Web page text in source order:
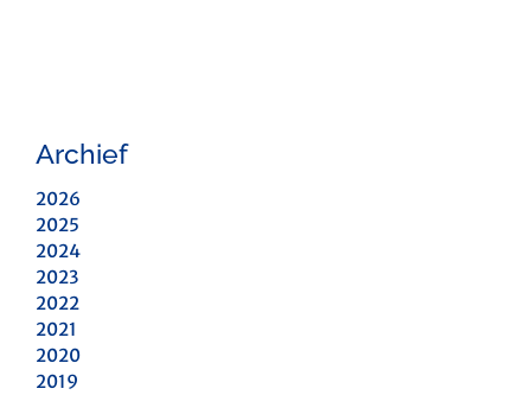
Archief
2026
2025
2024
2023
2022
2021
2020
2019